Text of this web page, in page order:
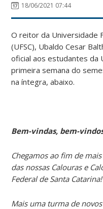
18/06/2021 07:44
O reitor da Universidade
(UFSC), Ubaldo Cesar
oficial aos estudantes da
primeira semana do
na íntegra, abaixo.
Bem-vindas, bem-
Chegamos ao fim de
das nossas Calouras e
Federal de Santa Catarina!
Mais uma turma de